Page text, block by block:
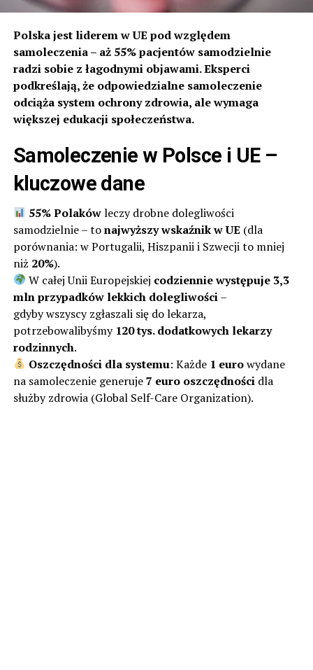
Polska jest liderem w UE pod względem
samoleczenia – aż 55% pacjentów samodzielnie
radzi sobie z łagodnymi objawami. Eksperci
podkreślają, że odpowiedzialne samoleczenie
odciąża system ochrony zdrowia, ale wymaga
większej edukacji społeczeństwa.
Samoleczenie w Polsce i UE –
kluczowe dane
55% Polakówleczy drobne dolegliwości
samodzielnie – tonajwyższy wskaźnik w UE (dla
porównania: w Portugalii, Hiszpanii i Szwecji to mniej
niż 20%).
W całej Unii Europejskiej codziennie występuje 3,3
mln przypadków lekkich dolegliwości–
gdyby wszyscy zgłaszali się do lekarza,
potrzebowalibyśmy 120 tys. dodatkowych lekarzy
rodzinnych.
Oszczędności dla systemu: Każde 1 eurowydane
na samoleczenie generuje7 euro oszczędnościdla
służby zdrowia (Global Self-Care Organization).